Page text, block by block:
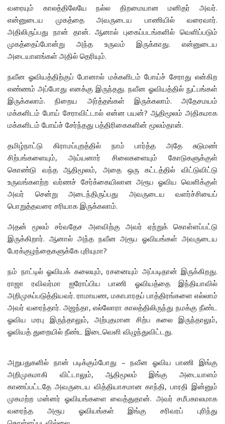
வரையும் காலத்திலேயே நல்ல திறமையான மனிதர் அவர்.
என்னுடைய முகத்தை அவருடைய பாணியில் வரைவார்.
அதிலிருப்பது நான் தான். ஆனால் புகைப்படங்களில் வெளிப்படும்
முகத்தைப்போன்று அந்த உருவம் இருக்காது. என்னுடைய
அடையாளங்கள் அதில் தெரியும்.
நவீன ஓவியத்திற்குப் போனால் மக்களிடம் போய்ச் சேராது என்கிற
எண்ணம் அப்போது எனக்கு இருந்தது. நவீன ஓவியத்தில் நுட்பங்கள்
இருக்கலாம். நிறைய அர்த்தங்கள் இருக்கலாம். அதேசமயம்
மக்களிடம் போய் சேராவிட்டால் என்ன பயன்? ஆதிமூலம் அதிகமாக
மக்களிடம் போய்ச் சேர்ந்தது பத்திரிகைகளின் மூலம்தான்.
தமிழ்நாட்டு கிராமப்புறத்தில் நாம் பார்த்த அதே சுடுமண்
சிற்பங்களையும், அய்யனார் சிலைகளையும் கோடுகளுக்குள்
கொண்டு வந்த ஆதிமூலம், அதை ஒரு கட்டத்தில் விட்டுவிட்டு
உருவங்களற்ற வர்ணச் சேர்க்கையிலான அரூப ஓவிய வெளிக்குள்
அவர் சென்று அடைந்திருப்பது அவருடைய வளர்ச்சியைப்
பொறுத்தவரை சரியாக இருக்கலாம்.
அதன் மூலம் சர்வதேச அளவிற்கு அவர் ஏற்றுக் கொள்ளப்பட்டு
இருக்கிறார். ஆனால் அந்த நவீன அரூப ஓவியங்கள் அவருடைய
பேரக்குழந்தைகளுக்கே புரியுமா?
நம் நாட்டில் ஓவியக் கலையும், ரசனையும் அப்படிதான் இருக்கிறது.
ராஜா ரவிவர்மா ஐரோப்பிய பாணி ஓவியத்தை இந்தியாவில்
அறிமுகப்படுத்தியவர். ராமாயண, மகாபாரதப் பாத்திரங்களை எல்லாம்
அவர் வரைந்தார். அஜந்தா, எல்லோரா காலத்திலிருந்து நமக்கு நீண்ட
ஓவிய மரபு இருந்தாலும், அற்புதமான சிற்ப கலை இருந்தாலும்,
ஓவியத் துறையில் நீண்ட இடைவெளி விழுந்துவிட்டது.
அறுபதுகளில் நான் படிக்கும்போது – நவீன ஓவிய பாணி இங்கு
அறிமுகமாகி விட்டாலும், ஆதிமூலம் இங்கு அடையாளம்
காணப்பட்டதே அவருடைய வித்தியாசமான காந்தி, பாரதி இன்னும்
முகமற்ற மன்னர் ஓவியங்களை வைத்துதான். அவர் சமீபகாலமாக
வரைந்த அரூப ஓவியங்கள் இங்கு சரிவரப் புரிந்து